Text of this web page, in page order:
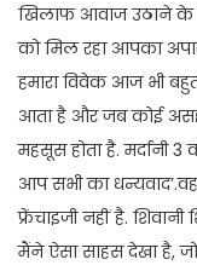
खिलाफ आवाज उठाने के
को मिल रहा आपका
हमारा विवेक आज भी
आता है और जब कोई
महसूस होता है.
आप सभी का
फ्रेंचाइजी नहीं है.
मैंने ऐसा साहस देखा है,